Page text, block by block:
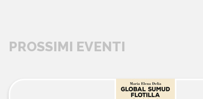
PROSSIMI EVENTI